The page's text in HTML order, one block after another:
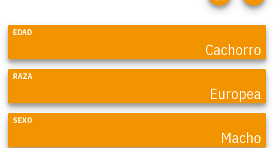
EDAD
Cachorro
RAZA
Europea
SEXO
Macho